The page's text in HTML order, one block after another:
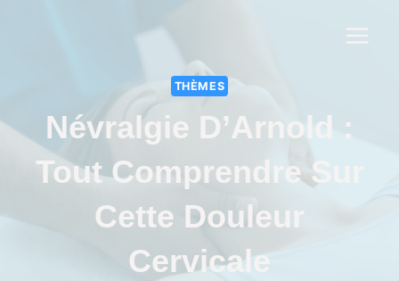
THÈMES
Névralgie D’Arnold :
Tout Comprendre Sur
Cette Douleur
Cervicale